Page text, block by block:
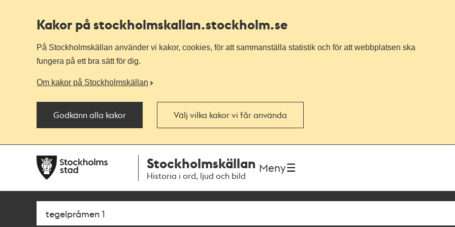
Kakor på stockholmskallan.stockholm.se
På Stockholmskällan använder vi kakor, cookies, för att sammanställa statistik och för att webbplatsen ska
fungera på ett bra sätt för dig.
Om kakor på Stockholmskällan
Godkänn alla kakor Välj vilka kakor vi får använda
navigationen
huvudinnehållet
Stockholmskällan
Historia i ord, ljud och bild
Meny
Sök